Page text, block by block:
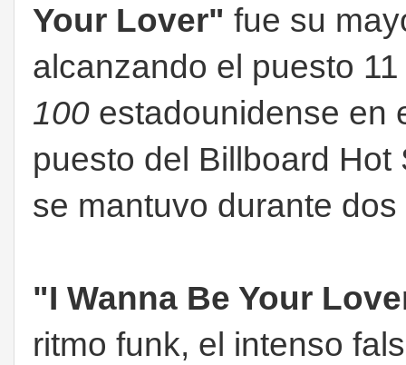
Your Lover" fue su
alcanzando el puesto
100 estadounidense en
puesto del Billboard
se mantuvo durante
"I Wanna Be Your
ritmo funk, el intenso